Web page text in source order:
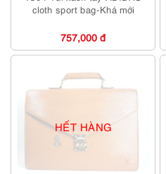
cloth sport bag-Khá mới
757,000 đ
HẾT HÀNG